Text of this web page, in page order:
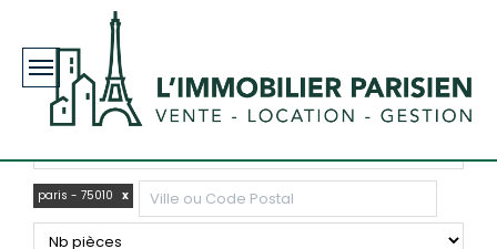
Toggle
navigation
paris - 75010 x